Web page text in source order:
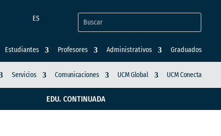
ES
Estudiantes Profesores Administrativos Graduados
Servicios Comunicaciones UCM Global UCM Conecta
EDU. CONTINUADA